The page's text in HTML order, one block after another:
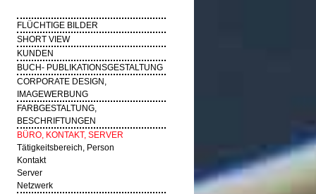
FLÜCHTIGE BILDER
SHORT VIEW
KUNDEN
BUCH- PUBLIKATIONSGESTALTUNG
CORPORATE DESIGN,
IMAGEWERBUNG
FARBGESTALTUNG,
BESCHRIFTUNGEN
BÜRO, KONTAKT, SERVER
Tätigkeitsbereich, Person
Kontakt
Server
Netzwerk